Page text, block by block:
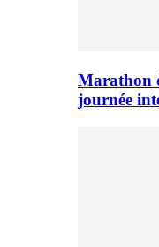
Marathon
journée